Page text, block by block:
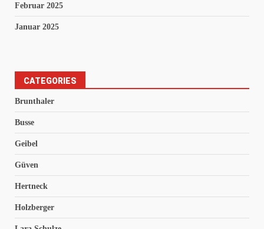
Februar 2025
Januar 2025
CATEGORIES
Brunthaler
Busse
Geibel
Güven
Hertneck
Holzberger